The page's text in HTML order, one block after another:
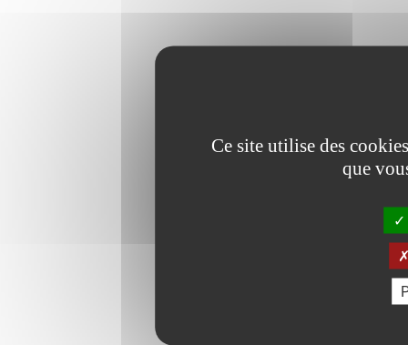
Ce site utilise des
que